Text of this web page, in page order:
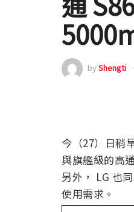
byShengti
今（27）日稍
與旗艦級的高
另外， LG 也
使用需求。